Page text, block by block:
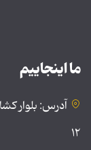
ما اینجاییم
آدرس: بلوار
۱۲